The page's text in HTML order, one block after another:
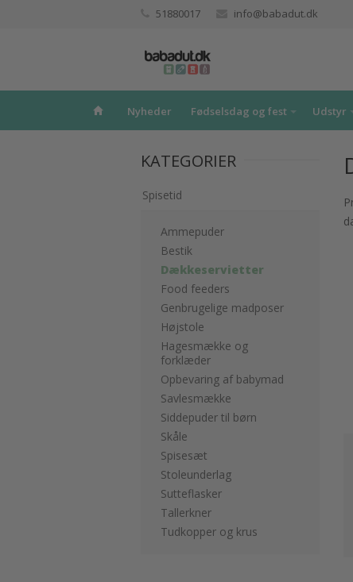
51880017 info@babadut.dk
Nyheder Fødselsdag og fest Udstyr
KATEGORIER
Spisetid
Ammepuder
Bestik
Dækkeservietter
Food feeders
Genbrugelige madposer
Højstole
Hagesmække og
forklæder
Opbevaring af babymad
Savlesmække
Siddepuder til børn
Skåle
Spisesæt
Stoleunderlag
Sutteflasker
Tallerkner
Tudkopper og krus